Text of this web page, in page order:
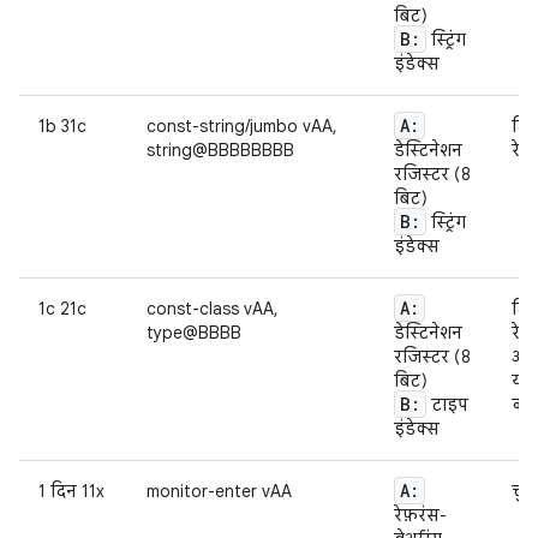
बिट)
B:
स्ट्रिंग
इंडेक्स
1b 31c
const-string/jumbo vAA,
string@BBBBBBBB
A:
डेस्टिनेशन
रजिस्टर (8
बिट)
B:
स्ट्रिंग
इंडेक्स
1c 21c
const-class vAA,
type@BBBB
A:
डेस्टिनेशन
रजिस्टर (8
बिट)
B:
टाइप
इंडेक्स
यह
का
1 दिन 11x monitor-enter vAA A:
रेफ़रंस-
चुने